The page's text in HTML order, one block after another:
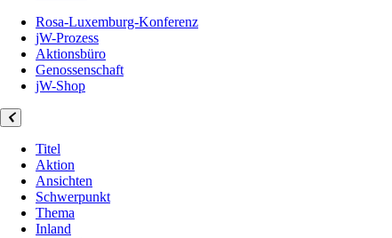
Rosa-Luxemburg-Konferenz
jW-Prozess
Aktionsbüro
Genossenschaft
jW-Shop
Titel
Aktion
Ansichten
Schwerpunkt
Thema
Inland